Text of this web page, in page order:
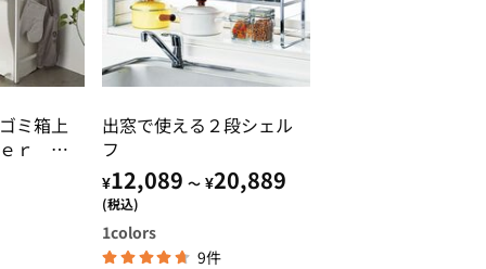
ミ箱上
ｅｒ 山
出窓で使える２段シェル
フ
¥12,089 ～ ¥20,889
(税込)
1colors
9件